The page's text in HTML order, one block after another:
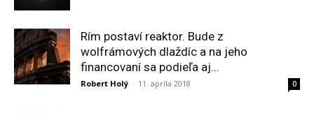
Rím postaví reaktor. Bude z
wolfrámových dlaždíc a na jeho
financovaní sa podieľa aj...
Robert Holý - 11. apríla 2018 0